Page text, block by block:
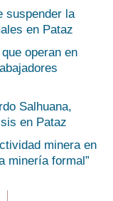
suspender la
en Pataz
operan en
Salhuana,
en Pataz
minera en
minería formal”